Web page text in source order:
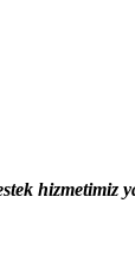
hizmetimiz